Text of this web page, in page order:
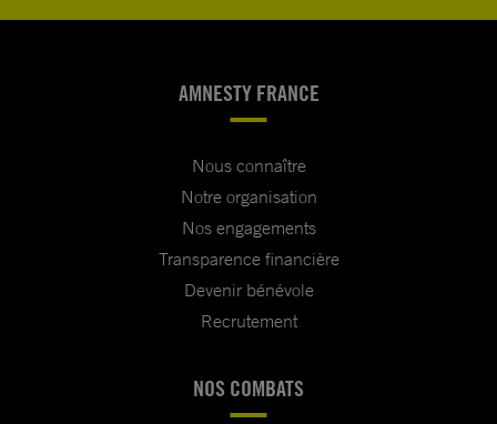
AMNESTY FRANCE
Nous connaître
Notre organisation
Nos engagements
Transparence financière
Devenir bénévole
Recrutement
NOS COMBATS